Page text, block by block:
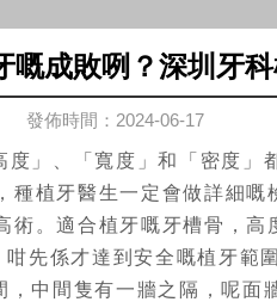
嘅成敗咧？深圳牙
發佈時間：2024-06-17
」、「寬度」和「密度」
種植牙醫生一定會做詳細
術。適合植牙嘅牙槽骨，高
先係才達到安全嘅植牙範圍
中間隻有一牆之隔，呢面